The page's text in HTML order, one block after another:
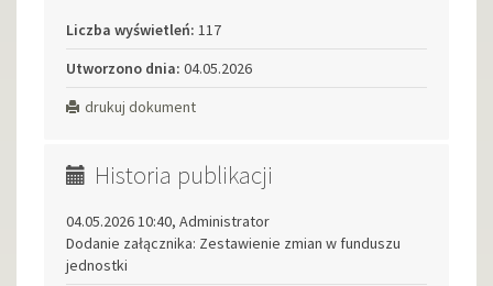
Liczba wyświetleń: 117
Utworzono dnia: 04.05.2026
drukuj dokument
Historia publikacji
04.05.2026 10:40, Administrator
Dodanie załącznika: Zestawienie zmian w funduszu
jednostki